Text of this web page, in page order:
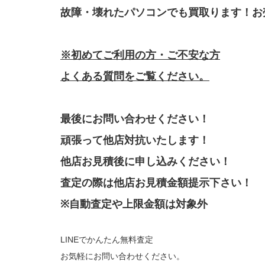
故障・壊れたパソコンでも買取ります！お
※初めてご利用の方・ご不安な方
よくある質問をご覧ください。
最後にお問い合わせください！
頑張って他店対抗いたします！
他店お見積後に申し込みください！
査定の際は他店お見積金額提示下さい！
※自動査定や上限金額は対象外
LINEでかんたん無料査定
お気軽にお問い合わせください。